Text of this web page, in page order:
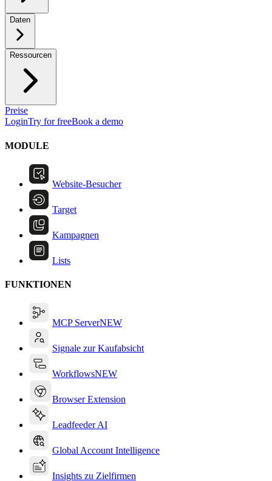
Daten
Ressourcen
Preise
LoginTry for freeBook a demo
MODULE
Website-Besucher
Target
Kampagnen
Lists
FUNKTIONEN
MCP ServerNEW
Signale zur Kaufabsicht
WorkflowsNEW
Browser Extension
Leadfeeder AI
Global Account Intelligence
Insights zu Zielfirmen